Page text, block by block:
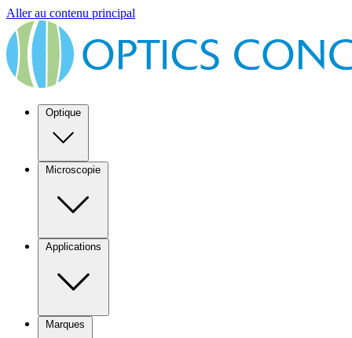
Aller au contenu principal
Optique
Microscopie
Applications
Marques